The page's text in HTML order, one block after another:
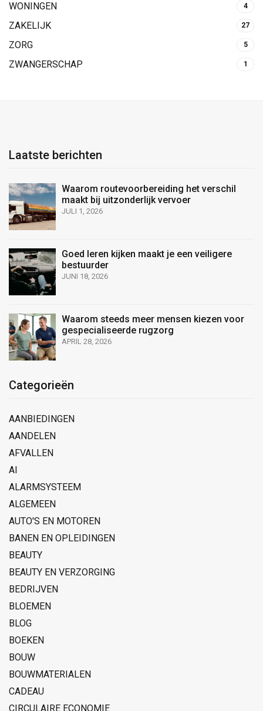
WONINGEN 4
ZAKELIJK 27
ZORG 5
ZWANGERSCHAP 1
Laatste berichten
Waarom routevoorbereiding het verschil
maakt bij uitzonderlijk vervoer
JULI 1, 2026
Goed leren kijken maakt je een veiligere
bestuurder
JUNI 18, 2026
Waarom steeds meer mensen kiezen voor
gespecialiseerde rugzorg
APRIL 28, 2026
Categorieën
AANBIEDINGEN
AANDELEN
AFVALLEN
AI
ALARMSYSTEEM
ALGEMEEN
AUTO'S EN MOTOREN
BANEN EN OPLEIDINGEN
BEAUTY
BEAUTY EN VERZORGING
BEDRIJVEN
BLOEMEN
BLOG
BOEKEN
BOUW
BOUWMATERIALEN
CADEAU
CIRCULAIRE ECONOMIE